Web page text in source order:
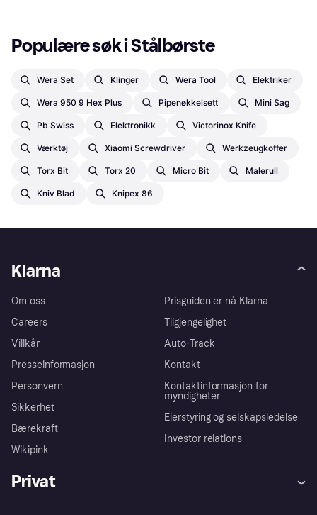
Populære søk i Stålbørste
Wera Set Klinger Wera Tool Elektriker
Wera 950 9 Hex Plus Pipenøkkelsett Mini Sag
Pb Swiss Elektronikk Victorinox Knife
Værktøj Xiaomi Screwdriver Werkzeugkoffer
Torx Bit Torx 20 Micro Bit Malerull
Kniv Blad Knipex 86
Klarna
Om oss
Careers
Villkår
Presseinformasjon
Personvern
Sikkerhet
Bærekraft
Wikipink
Prisguiden er nå Klarna
Tilgjengelighet
Auto-Track
Kontakt
Kontaktinformasjon for
myndigheter
Eierstyring og selskapsledelse
Investor relations
Privat